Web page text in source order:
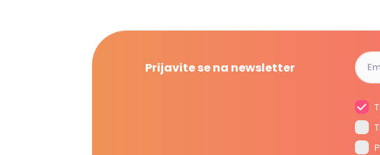
Prijavite se na newsletter